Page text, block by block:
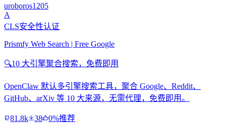
uroboros1205
A
CLS安全性认证
Prismfy Web Search | Free Google
🔍10 大引擎聚合搜索，免费即用
OpenClaw 默认多引擎搜索工具，聚合 Google、Reddit、
GitHub、arXiv 等 10 大来源，无需代理，免费即用。
81.8k 38
0%推荐